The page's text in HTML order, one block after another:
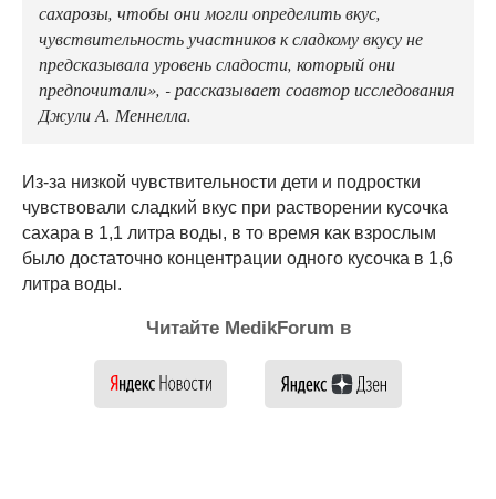
сахарозы, чтобы они могли определить вкус,
чувствительность участников к сладкому вкусу не
предсказывала уровень сладости, который они
предпочитали», - рассказывает соавтор исследования
Джули А. Меннелла.
Из-за низкой чувствительности дети и подростки
чувствовали сладкий вкус при растворении кусочка
сахара в 1,1 литра воды, в то время как взрослым
было достаточно концентрации одного кусочка в 1,6
литра воды.
Читайте MedikForum в